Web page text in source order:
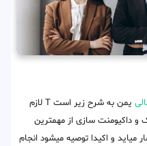
یمن به شرح زیر است T لازم
و داکیومنت سازی از مهمترین
میاید و اکیدا توصیه میشود انجام